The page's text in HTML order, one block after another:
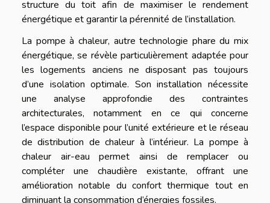
structure du toit afin de maximiser le rendement
énergétique et garantir la pérennité de l’installation.
La pompe à chaleur, autre technologie phare du mix
énergétique, se révèle particulièrement adaptée pour
les logements anciens ne disposant pas toujours
d’une isolation optimale. Son installation nécessite
une analyse approfondie des contraintes
architecturales, notamment en ce qui concerne
l’espace disponible pour l’unité extérieure et le réseau
de distribution de chaleur à l’intérieur. La pompe à
chaleur air-eau permet ainsi de remplacer ou
compléter une chaudière existante, offrant une
amélioration notable du confort thermique tout en
diminuant la consommation d’énergies fossiles.